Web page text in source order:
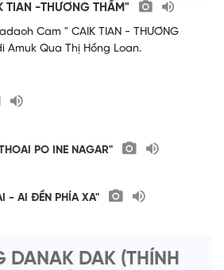
TIAN -THƯƠNG THẦM"
Cam " CAIK TIAN - THƯƠNG
Amuk Qua Thị Hồng Loan.
PO INE NAGAR"
- AI ĐỀN PHÍA XA"
DANAK DAK (THÍNH